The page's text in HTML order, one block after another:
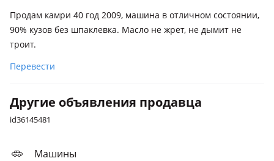
Продам камри 40 год 2009, машина в отличном состоянии,
90% кузов без шпаклевка. Масло не жрет, не дымит не
троит.
Перевести
Другие объявления продавца
id36145481
Машины